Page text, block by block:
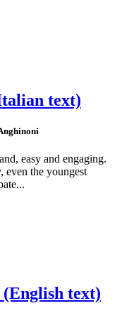
text)
easy and engaging.
the youngest
text)